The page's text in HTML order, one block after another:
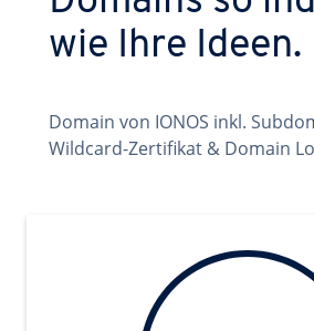
wie Ihre Ideen.
Domain von IONOS inkl.
Wildcard-Zertifikat & Domain